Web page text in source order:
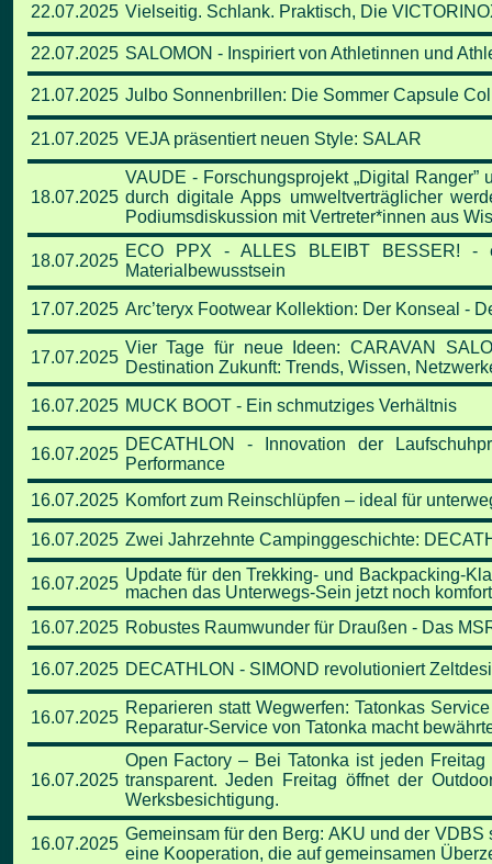
22.07.2025 Vielseitig. Schlank. Praktisch, Die
22.07.2025 SALOMON - Inspiriert von Athletinnen und
21.07.2025 Julbo Sonnenbrillen: Die Sommer Capsule
21.07.2025 VEJA präsentiert neuen Style: SALAR
18.07.2025
VAUDE - Forschungsprojekt „Digital
durch digitale Apps umweltverträglicher
Podiumsdiskussion mit Vertreter*innen aus
18.07.2025
ECO PPX - ALLES BLEIBT BESSER! -
Materialbewusstsein
17.07.2025 Arc’teryx Footwear Kollektion: Der Konseal -
17.07.2025
Vier Tage für neue Ideen: CARAVAN
Destination Zukunft: Trends, Wissen,
16.07.2025 MUCK BOOT - Ein schmutziges Verhältnis
16.07.2025
DECATHLON - Innovation der
Performance
16.07.2025 Komfort zum Reinschlüpfen – ideal für
16.07.2025 Zwei Jahrzehnte Campinggeschichte:
16.07.2025 Update für den Trekking- und Backpacking-
machen das Unterwegs-Sein jetzt noch
16.07.2025 Robustes Raumwunder für Draußen - Das
16.07.2025 DECATHLON - SIMOND revolutioniert
16.07.2025
Reparieren statt Wegwerfen: Tatonkas
Reparatur-Service von Tatonka macht
16.07.2025
Open Factory – Bei Tatonka ist jeden
transparent. Jeden Freitag öffnet der
Werksbesichtigung.
16.07.2025
Gemeinsam für den Berg: AKU und der
eine Kooperation, die auf gemeinsamen